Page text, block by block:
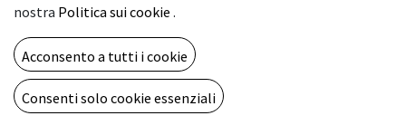
Copyright © Vemar sas
nostra Politica sui cookie .
Acconsento a tutti i cookie
Consenti solo cookie essenziali